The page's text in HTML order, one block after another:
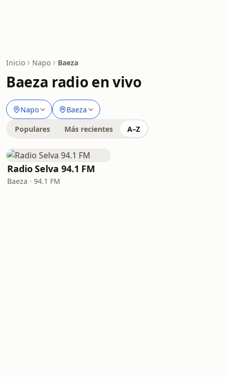
Inicio Napo Baeza
Baeza radio en vivo
Napo Baeza
Populares Más recientes A–Z
Radio Selva 94.1 FM
Baeza · 94.1 FM